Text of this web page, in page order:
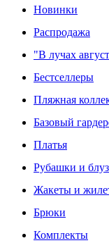
Новинки
Распродажа
"В лучах
Бестселлеры
Пляжная
Базовый
Платья
Рубашки и
Жакеты и
Брюки
Комплекты